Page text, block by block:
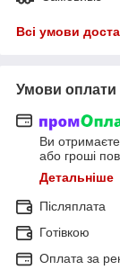
Всі умови
Умови оплати
Ви
або гроші
Детальніше
Післяплата
Готівкою
Оплата за